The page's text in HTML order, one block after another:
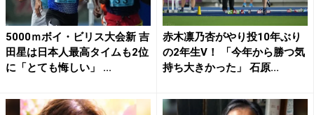
5000ｍボイ・ビリス大会新 吉
田星は日本人最高タイムも2位
に「とても悔しい」 ...
赤木凛乃杏がやり投10年ぶり
の2年生V！ 「今年から勝つ気
持ち大きかった」 石原...